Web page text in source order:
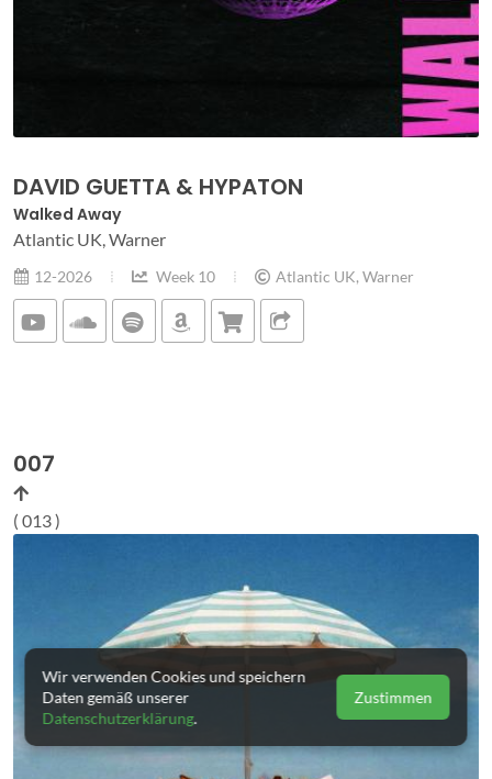
DAVID GUETTA & HYPATON
Walked Away
Atlantic UK, Warner
12-2026 Week 10 Atlantic UK, Warner
007
( 013 )
Wir verwenden Cookies und speichern
Daten gemäß unserer
Datenschutzerklärung.
Zustimmen